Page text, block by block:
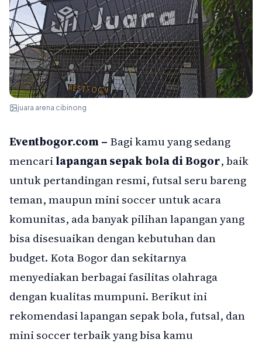
juara arena cibinong
Eventbogor.com – Bagi kamu yang sedang
mencarilapangan sepak bola di Bogor, baik
untuk pertandingan resmi, futsal seru bareng
teman, maupun mini soccer untuk acara
komunitas, ada banyak pilihan lapangan yang
bisa disesuaikan dengan kebutuhan dan
budget. Kota Bogor dan sekitarnya
menyediakan berbagai fasilitas olahraga
dengan kualitas mumpuni. Berikut ini
rekomendasi lapangan sepak bola, futsal, dan
mini soccer terbaik yang bisa kamu